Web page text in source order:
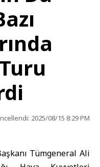
2025/08/15 8:29 PM
Tümgeneral Ali